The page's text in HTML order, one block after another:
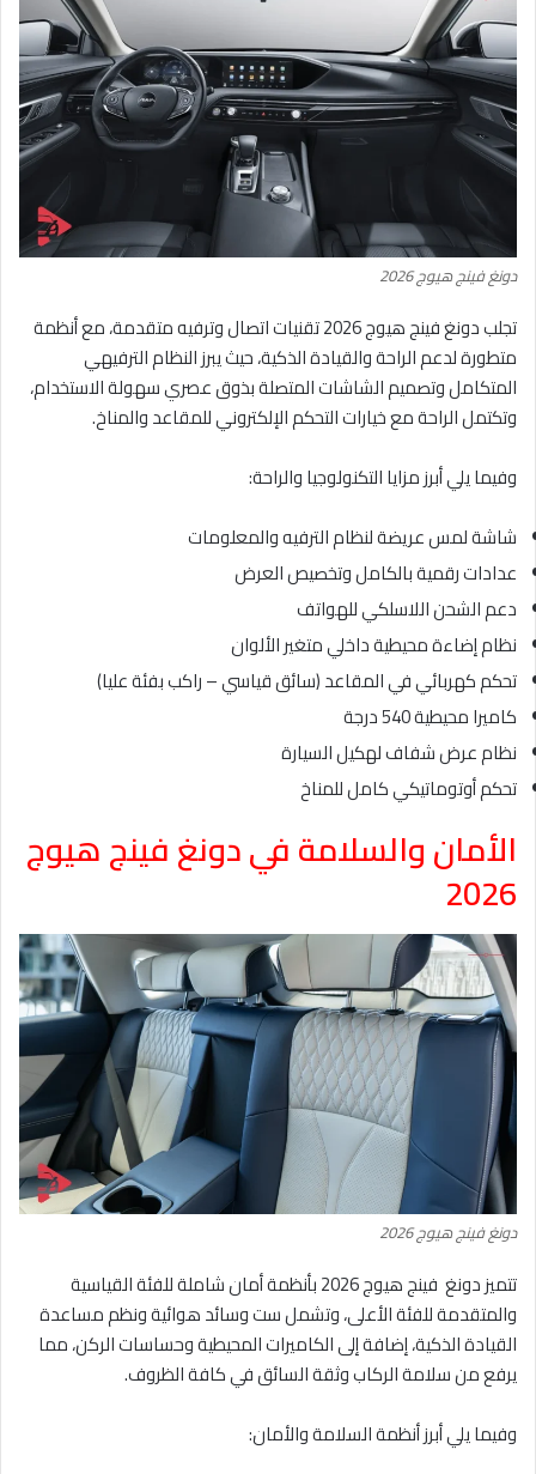
دونغ فينج هيوج 2026
تجلب دونغ فينج هيوج 2026 تقنيات اتصال وترفيه متقدمة، مع أنظمة
متطورة لدعم الراحة والقيادة الذكية، حيث يبرز النظام الترفيهي
المتكامل وتصميم الشاشات المتصلة بذوق عصري سهولة الاستخدام،
وتكتمل الراحة مع خيارات التحكم الإلكتروني للمقاعد والمناخ.
وفيما يلي أبرز مزايا التكنولوجيا والراحة:
شاشة لمس عريضة لنظام الترفيه والمعلومات
عدادات رقمية بالكامل وتخصيص العرض
دعم الشحن اللاسلكي للهواتف
نظام إضاءة محيطية داخلي متغير الألوان
تحكم كهربائي في المقاعد (سائق قياسي – راكب بفئة عليا)
كاميرا محيطية 540 درجة
نظام عرض شفاف لهكيل السيارة
تحكم أوتوماتيكي كامل للمناخ
الأمان والسلامة في دونغ فينج هيوج
2026
دونغ فينج هيوج 2026
تتميز دونغ فينج هيوج 2026 بأنظمة أمان شاملة للفئة القياسية
والمتقدمة للفئة الأعلى، وتشمل ست وسائد هوائية ونظم مساعدة
القيادة الذكية، إضافة إلى الكاميرات المحيطية وحساسات الركن، مما
يرفع من سلامة الركاب وثقة السائق في كافة الظروف.
وفيما يلي أبرز أنظمة السلامة والأمان: